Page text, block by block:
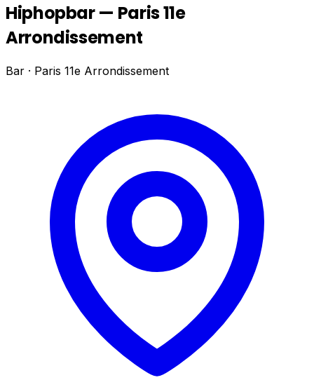
Hiphopbar — Paris 11e
Arrondissement
Bar · Paris 11e Arrondissement